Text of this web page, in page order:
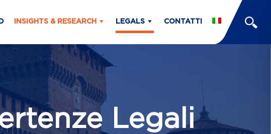
INSIGHTS & RESEARCH LEGALS CONTATTI
Legali